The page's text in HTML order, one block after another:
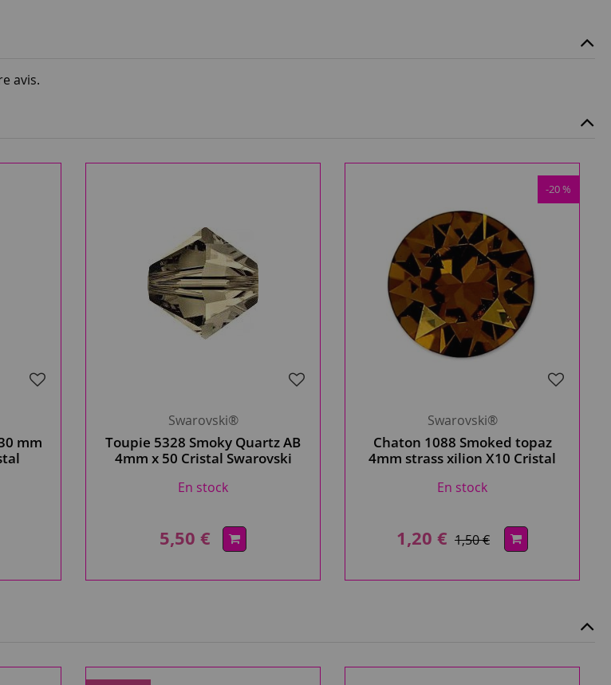
avis.
mm
Swarovski®
Toupie 5328 Smoky Quartz AB
4mm x 50 Cristal Swarovski
En stock
5,50 €
-20 %
Swarovski®
Chaton 1088 Smoked topaz
4mm strass xilion X10 Cristal
En stock
1,20 € 1,50 €